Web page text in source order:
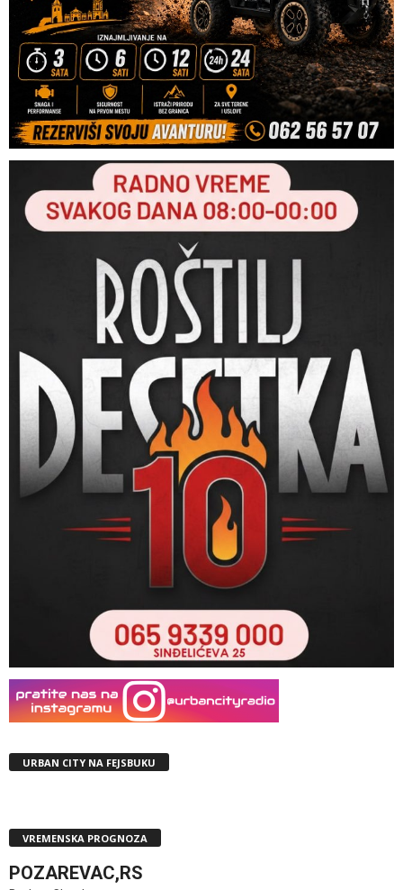
URBAN CITY NA FEJSBUKU
VREMENSKA PROGNOZA
POZAREVAC,RS